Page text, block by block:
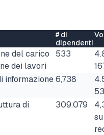
# di
dipendenti
del carico
dei lavori
533
informazione6,738
di
309.079